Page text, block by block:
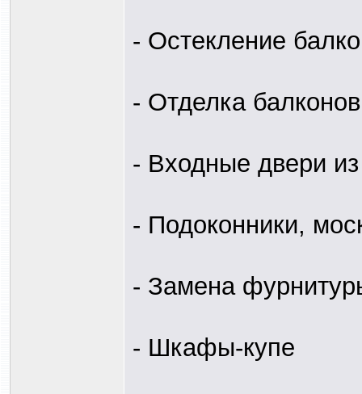
- Остекление
- Отделка
- Входные двери
- Подоконники,
- Замена
- Шкафы-купе